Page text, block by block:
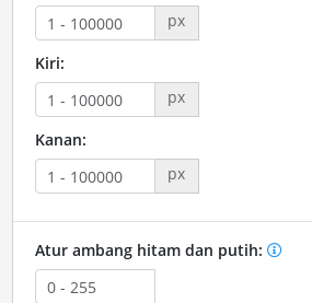
px
Kiri:
px
Kanan:
px
Atur ambang hitam dan putih: